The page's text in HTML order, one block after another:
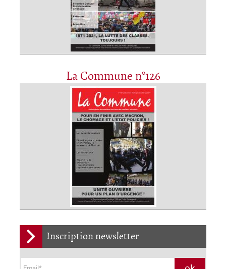
La Commune n°126
Inscription newsletter